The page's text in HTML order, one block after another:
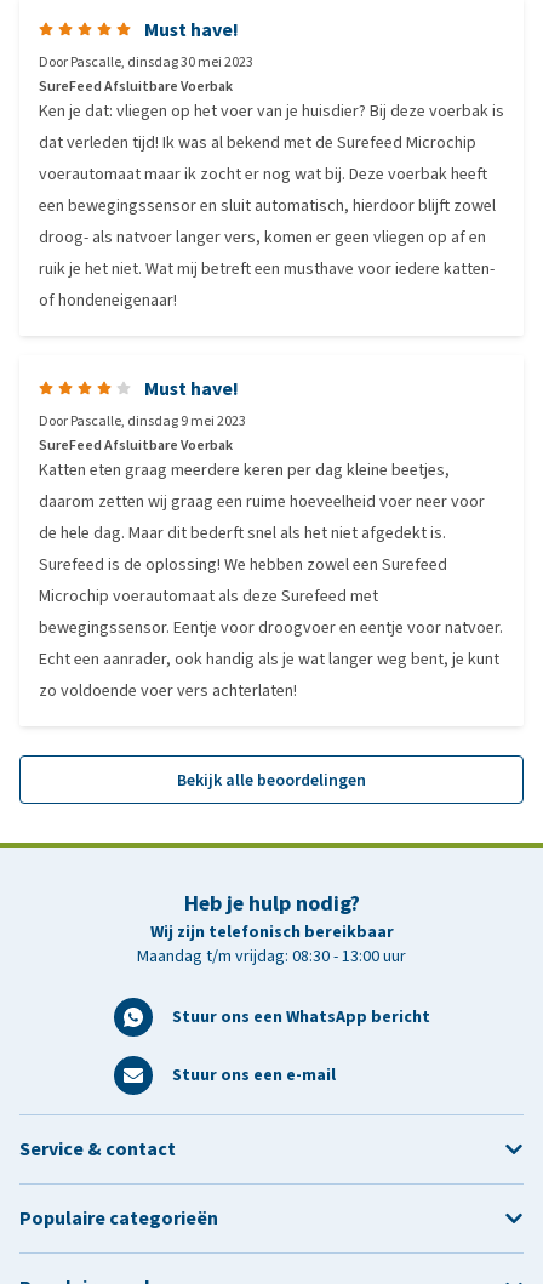
Must have!
DoorPascalle, dinsdag 30 mei 2023
SureFeed Afsluitbare Voerbak
Ken je dat: vliegen op het voer van je huisdier? Bij deze voerbak is
dat verleden tijd! Ik was al bekend met de Surefeed Microchip
voerautomaat maar ik zocht er nog wat bij. Deze voerbak heeft
een bewegingssensor en sluit automatisch, hierdoor blijft zowel
droog- als natvoer langer vers, komen er geen vliegen op af en
ruik je het niet. Wat mij betreft een musthave voor iedere katten-
of hondeneigenaar!
Must have!
DoorPascalle, dinsdag 9 mei 2023
SureFeed Afsluitbare Voerbak
Katten eten graag meerdere keren per dag kleine beetjes,
daarom zetten wij graag een ruime hoeveelheid voer neer voor
de hele dag. Maar dit bederft snel als het niet afgedekt is.
Surefeed is de oplossing! We hebben zowel een Surefeed
Microchip voerautomaat als deze Surefeed met
bewegingssensor. Eentje voor droogvoer en eentje voor natvoer.
Echt een aanrader, ook handig als je wat langer weg bent, je kunt
zo voldoende voer vers achterlaten!
Bekijk alle beoordelingen
Heb je hulp nodig?
Wij zijn telefonisch bereikbaar
Maandag t/m vrijdag: 08:30 - 13:00 uur
Stuur ons een WhatsApp bericht
Stuur ons een e-mail
Service & contact
Populaire categorieën